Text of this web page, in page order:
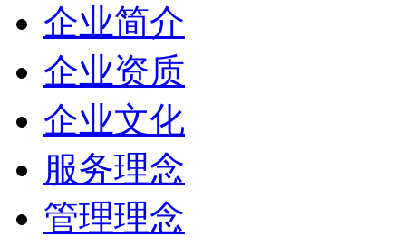
企业简介
企业资质
企业文化
服务理念
管理理念